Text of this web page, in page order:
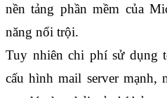
nền tảng phần mềm của
năng nổi trội.
Tuy nhiên chi phí sử dụng
cấu hình mail server mạnh,